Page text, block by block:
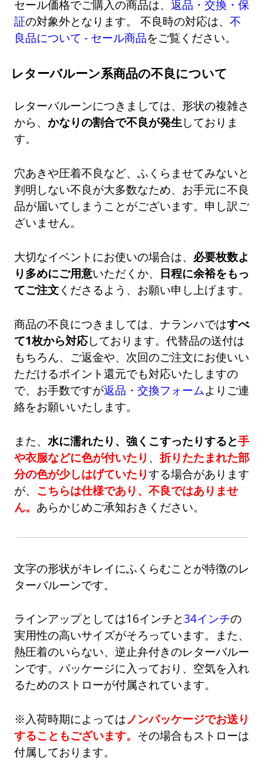
セール価格でご購入の商品は、返品・交換・保
証の対象外となります。 不良時の対応は、不
良品について - セール商品をご覧ください。
レターバルーン系商品の不良について
レターバルーンにつきましては、形状の複雑さ
から、かなりの割合で不良が発生しておりま
す。
穴あきや圧着不良など、ふくらませてみないと
判明しない不良が大多数なため、お手元に不良
品が届いてしまうことがございます。申し訳ご
ざいません。
大切なイベントにお使いの場合は、 必要枚数よ
り多めにご用意いただくか、
日程に余裕をもっ
てご注文 くださるよう、お願い申し上げます。
商品の不良につきましては、ナランハではすべ
て1枚から対応しております。代替品の送付は
もちろん、ご返金や、次回のご注文にお使いい
ただけるポイント還元でも対応いたしますの
で、お手数ですが返品・交換フォームよりご連
絡をお願いいたします。
また、水に濡れたり、強くこすったりすると手
や衣服などに色が付いたり 、折りたたまれた部
分の色が少しはげていたりする場合があります
が、 こちらは仕様であり、不良ではありませ
ん。 あらかじめご承知おきください。
文字の形状がキレイにふくらむことが特徴のレ
ターバルーンです。
ラインアップとしては16インチと34インチの
実用性の高いサイズがそろっています。また、
熱圧着のいらない、逆止弁付きのレターバルー
ンです。パッケージに入っており、空気を入れ
るためのストローが付属されています。
※入荷時期によってはノンパッケージでお送り
することもございます。 その場合もストローは
付属しております。